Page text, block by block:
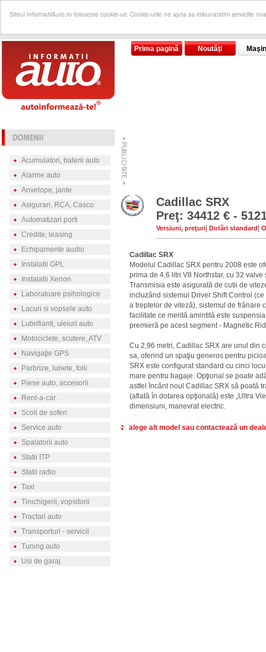
Siteul InformatiiAuto.ro foloseste cookie-uri. Cookie-urile ne ajuta sa imbunatatim serviciile
Prima pagină Noutăţi
Acumulatori, baterii auto
Alarme auto
Anvelope, jante
Asigurari, RCA, Casco
Automatizari porti
Credite, leasing
Echipamente audio
Instalatii GPL
Instalatii Xenon
Laboratoare psihologice
Lacuri si vopsele auto
Lubrifianti, uleiuri auto
Motociclete, scutere, ATV
Navigaţie GPS
Parbrize, lunete, folii
Piese auto, accesorii
Rent-a-car
Scoli de soferi
Service auto
Spalatorii auto
Statii ITP
Statii radio
Taxi
Tinichigerii, vopsitorii
Tractari auto
Transporturi - servicii
Tuning auto
Usi de garaj
Cadillac SRX
Preţ: 34412 € -
Versiuni, preţuri Dotări standard
Cadillac SRX
Modelul Cadillac SRX pentru 2008 este
prima de 4,6 litri V8 Northstar, cu 32
Transmisia este asigurată de cutii de
incluzând sistemul Driver Shift Control
a treptelor de viteză), sistemul de frânare
facilitate ce merită amintită este
premieră pe acest segment - Magnetic
Cu 2,96 metri, Cadillac SRX are unul din
sa, oferind un spaţiu generos pentru
SRX este configurat standard cu cinci
mare pentru bagaje. Opţional se poate
astfel încânt noul Cadillac SRX să poată
(aflată în dotarea opţională) este „Ultra
dimensiuni, manevrat electric.
alege alt model sau contactează un